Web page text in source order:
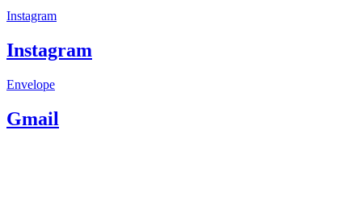
Instagram
Instagram
Envelope
Gmail